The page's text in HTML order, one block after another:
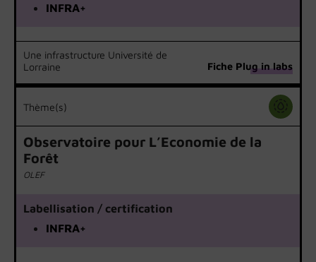
INFRA+
Une infrastructure Université de
Lorraine
Fiche Plug in labs
Thème(s)
Observatoire pour L’Economie de la
Forêt
OLEF
Labellisation / certification
INFRA+